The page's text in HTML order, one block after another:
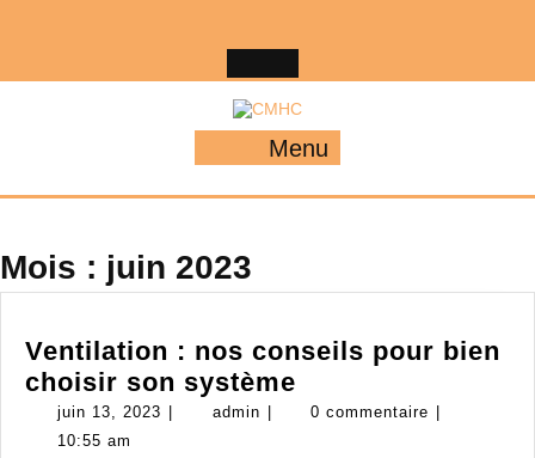
Menu
Mois : juin 2023
Ventilation : nos conseils pour bien
choisir son système
juin 13, 2023 juin
admin admin0 commentaire
10:55 am